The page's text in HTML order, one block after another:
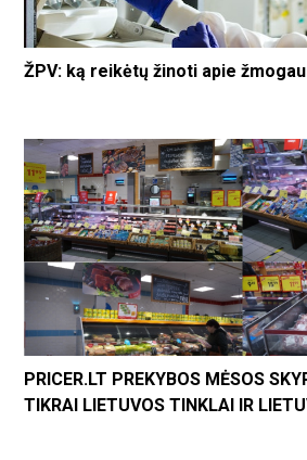
ŽPV: ką reikėtų žinoti apie
PRICER.LT PREKYBOS MĖSOS
TIKRAI LIETUVOS TINKLAI IR